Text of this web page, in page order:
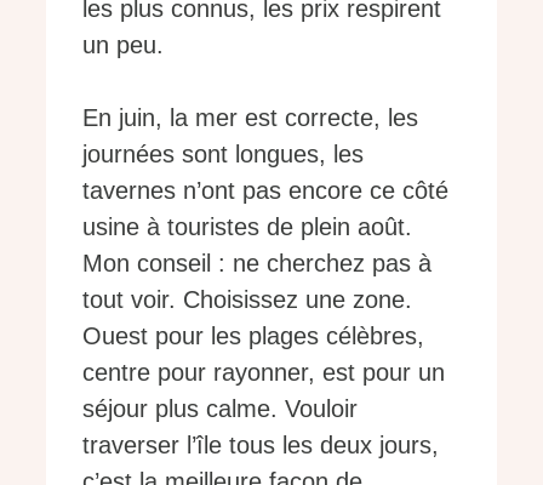
les plus connus, les prix respirent
un peu.
En juin, la mer est correcte, les
journées sont longues, les
tavernes n’ont pas encore ce côté
usine à touristes de plein août.
Mon conseil : ne cherchez pas à
tout voir. Choisissez une zone.
Ouest pour les plages célèbres,
centre pour rayonner, est pour un
séjour plus calme. Vouloir
traverser l’île tous les deux jours,